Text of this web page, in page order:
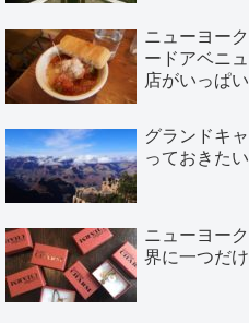
ニューヨー
ードアベニ
店がいっぱい
グランドキ
っておきた
ニューヨー
界に一つだ